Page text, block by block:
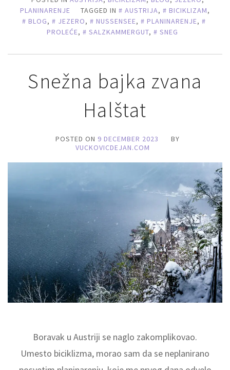
PLANINARENJE
TAGGED IN AUSTRIJA, BICIKLIZAM,
BLOG, JEZERO, NUSSENSEE, PLANINARENJE,
PROLEĆE, SALZKAMMERGUT, SNEG
Snežna bajka zvana
Halštat
POSTED ON 9 DECEMBER 2023
BY
VUCKOVICDEJAN.COM
Boravak u Austriji se naglo zakomplikovao.
Umesto biciklizma, morao sam da se neplanirano